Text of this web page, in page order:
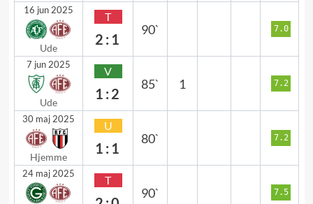
16 jun 2025
Ude
T
2:1
90` 7.0
7 jun 2025
Ude
V
1:2
85` 1 7.2
30 maj 2025
Hjemme
U
1:1
80` 7.2
24 maj 2025 T
90` 7.5